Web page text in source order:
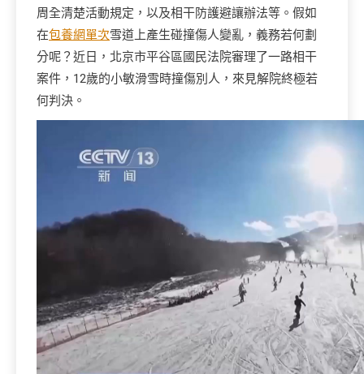
周全清楚活動規定，以及相干防護避讓辦法等。假如
在包養網單次雪道上產生碰撞傷人變亂，義務若何劃
分呢？近日，北京市平谷區國民法院審理了一路相干
案件，12歲的小敏滑雪時撞傷別人，來見解院終極若
何判決。